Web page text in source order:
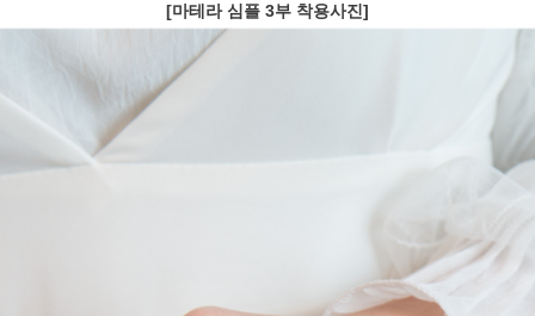
[마테라 심플 3부 착용사진]